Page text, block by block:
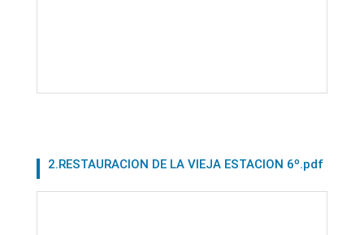
2.RESTAURACION DE LA VIEJA ESTACION 6º.pdf